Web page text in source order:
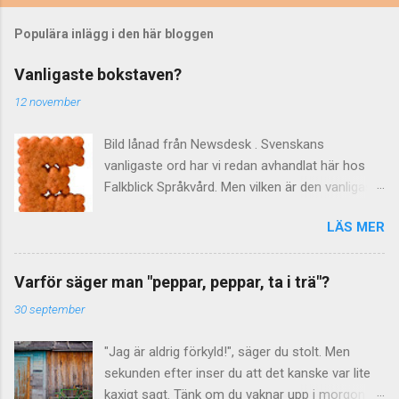
Populära inlägg i den här bloggen
Vanligaste bokstaven?
12 november
Bild lånad från Newsdesk . Svenskans
vanligaste ord har vi redan avhandlat här hos
Falkblick Språkvård. Men vilken är den vanligaste
tillställning ... Hur som helst har ni redan svaret,
efter att ha sett det delikata kexet ovan. Men
hur vet man att det troligen är bokstaven e ? På
Språkrådet . Som underlag använde man
tidningstexter från 1965. Resultatet
LÄS MER
Varför säger man "peppar, peppar, ta i trä"?
30 september
"Jag är aldrig förkyld!", säger du stolt. Men
sekunden efter inser du att det kanske var lite
kaxigt sagt. Tänk om du vaknar upp i morgon